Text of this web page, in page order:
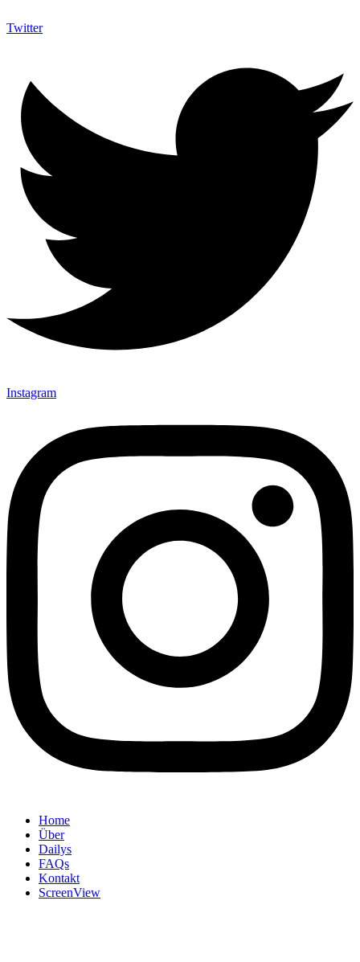
Twitter
Instagram
Home
Über
Dailys
FAQs
Kontakt
ScreenView